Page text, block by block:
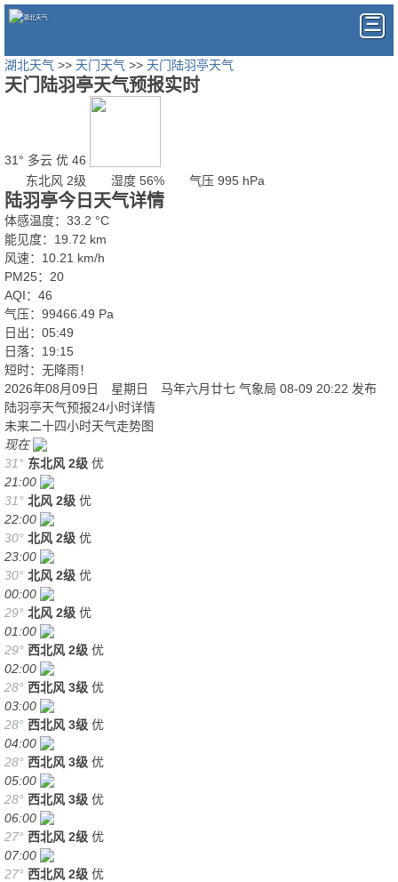
湖北天气 >> 天门天气 >> 天门陆羽亭天气
天门陆羽亭天气预报实时
31° 多云 优 46
东北风 2级
湿度 56% 气压 995 hPa
陆羽亭今日天气详情
体感温度：33.2 °C
能见度：19.72 km
风速：10.21 km/h
PM25：20
AQI：46
气压：99466.49 Pa
日出：05:49
日落：19:15
短时：无降雨！
2026年08月09日 星期日 马年六月廿七 气象局 08-09 20:22 发布
陆羽亭天气预报24小时详情
未来二十四小时天气走势图
现在
31° 东北风 2级 优
21:00
31° 北风 2级 优
22:00
30° 北风 2级 优
23:00
30° 北风 2级 优
00:00
29° 北风 2级 优
01:00
29° 西北风 2级 优
02:00
28° 西北风 3级 优
03:00
28° 西北风 3级 优
04:00
28° 西北风 3级 优
05:00
28° 西北风 3级 优
06:00
27° 西北风 2级 优
07:00
27° 西北风 2级 优